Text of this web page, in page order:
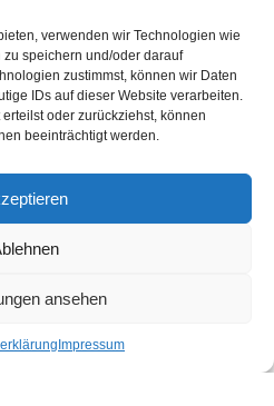
verwenden wir Technologien wie
speichern und/oder darauf
zustimmst, können wir Daten
IDs auf dieser Website verarbeiten.
oder zurückziehst, können
beeinträchtigt werden.
ansehen
Impressum